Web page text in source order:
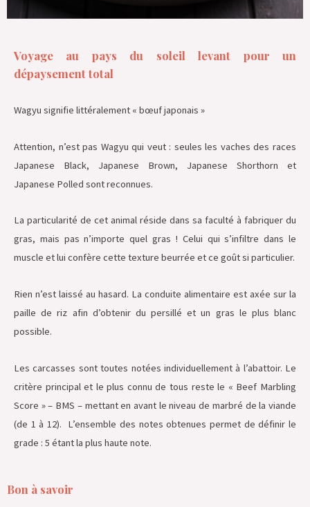
Voyage au pays du soleil levant pour un
dépaysement total
Wagyu signifie littéralement « bœuf japonais »
Attention, n’est pas Wagyu qui veut : seules les vaches des races
Japanese Black, Japanese Brown, Japanese Shorthorn et
Japanese Polled sont reconnues.
La particularité de cet animal réside dans sa faculté à fabriquer du
gras, mais pas n’importe quel gras ! Celui qui s’infiltre dans le
muscle et lui confère cette texture beurrée et ce goût si particulier.
Rien n’est laissé au hasard. La conduite alimentaire est axée sur la
paille de riz afin d’obtenir du persillé et un gras le plus blanc
possible.
Les carcasses sont toutes notées individuellement à l’abattoir. Le
critère principal et le plus connu de tous reste le « Beef Marbling
Score » – BMS – mettant en avant le niveau de marbré de la viande
(de 1 à 12). L’ensemble des notes obtenues permet de définir le
grade : 5 étant la plus haute note.
Bon à savoir